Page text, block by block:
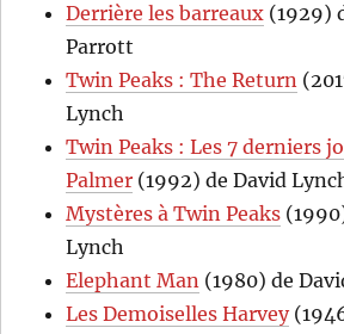
Derrière les barreaux (1929)
Parrott
Twin Peaks : The Return
Lynch
Twin Peaks : Les 7 derniers
Palmer (1992) de David
Mystères à Twin Peaks
Lynch
Elephant Man (1980) de
Les Demoiselles Harvey